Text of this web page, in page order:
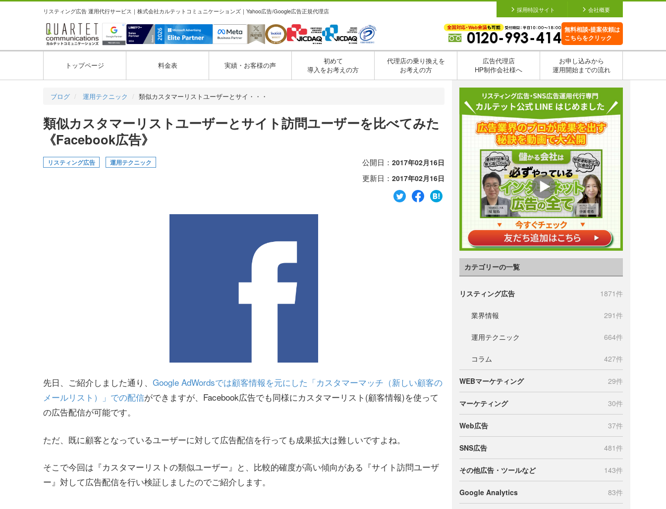
リスティング広告 運用代行サービス｜株式会社カルテットコミュニケーションズ｜Yahoo広告/Google広告正規代理店 採用特設サイト 会社概要
無料相談•提案依頼は
こちらをクリック
トップページ 料金表 実績・お客様の声
初めて
導入をお考えの方
代理店の乗り換えを
お考えの方
広告代理店
HP制作会社様へ
お申し込みから
運用開始までの流れ
ブログ 運用テクニック 類似カスタマーリストユーザーとサイ・・・
類似カスタマーリストユーザーとサイト訪問ユーザーを比べてみた
《Facebook広告》
リスティング広告 運用テクニック 公開日： 2017年02月16日
更新日： 2017年02月16日
先日、ご紹介しました通り、 Google AdWordsでは顧客情報を元にした「カスタマーマッチ（新しい顧客の
メールリスト）」での配信ができますが、Facebook広告でも同様にカスタマーリスト(顧客情報)を使って
の広告配信が可能です。
ただ、既に顧客となっているユーザーに対して広告配信を行っても成果拡大は難しいですよね。
そこで今回は『カスタマーリストの類似ユーザー』と、比較的確度が高い傾向がある『サイト訪問ユーザ
ー』対して広告配信を行い検証しましたのでご紹介します。
カテゴリーの一覧
リスティング広告 1871件
業界情報 291件
運用テクニック 664件
コラム 427件
WEBマーケティング 29件
マーケティング 30件
Web広告 37件
SNS広告 481件
その他広告・ツールなど 143件
Google Analytics 83件